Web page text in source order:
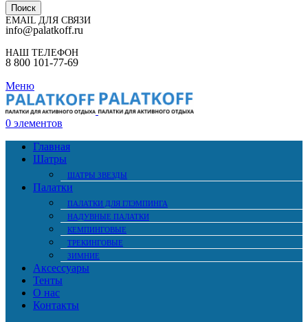
Поиск
EMAIL ДЛЯ СВЯЗИ
info@palatkoff.ru
НАШ ТЕЛЕФОН
8 800 101-77-69
Меню
0 элементов
Главная
Шатры
ШАТРЫ ЗВЕЗДЫ
Палатки
ПАЛАТКИ ДЛЯ ГЛЭМПИНГА
НАДУВНЫЕ ПАЛАТКИ
КЕМПИНГОВЫЕ
ТРЕКИНГОВЫЕ
ЗИМНИЕ
Аксессуары
Тенты
О нас
Контакты